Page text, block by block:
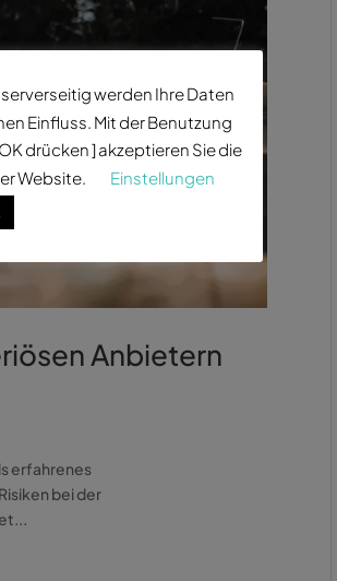
Anbietern
erfahrenes
bei der
werden Ihre Daten
Einfluss. Mit der Benutzung
drücken ] akzeptieren Sie die
Website.
Einstellungen